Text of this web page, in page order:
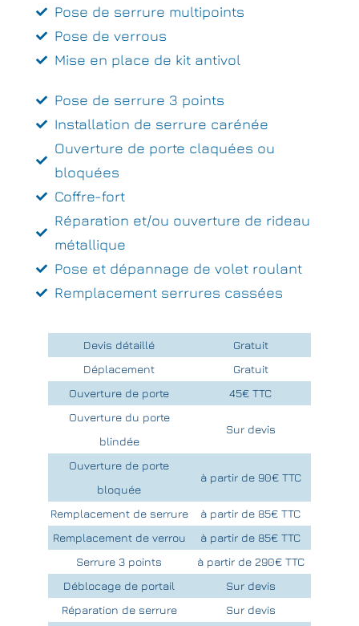
Pose de serrure multipoints
Pose de verrous
Mise en place de kit antivol
Pose de serrure 3 points
Installation de serrure carénée
Ouverture de porte claquées ou
bloquées
Coffre-fort
Réparation et/ou ouverture de rideau
métallique
Pose et dépannage de volet roulant
Remplacement serrures cassées
Devis détaillé
Gratuit
Déplacement
Gratuit
Ouverture de porte
45€ TTC
Ouverture du porte
blindée
Sur devis
Ouverture de porte
bloquée
à partir de 90€ TTC
Remplacement de serrure
à partir de 85€ TTC
Remplacement de verrou
à partir de 85€ TTC
Serrure 3 points
à partir de 290€ TTC
Déblocage de portail
Sur devis
Réparation de serrure
Sur devis